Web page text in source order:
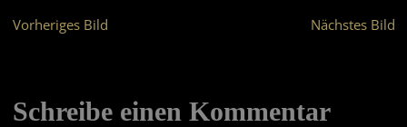
Vorheriges Bild Nächstes Bild
Schreibe einen Kommentar